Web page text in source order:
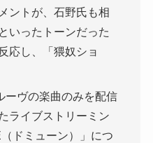
ントが、石野氏も相
いったトーンだった
応し、「猥奴ショ
ーヴの楽曲のみを配信
ライブストリーミン
ドミューン）」につ